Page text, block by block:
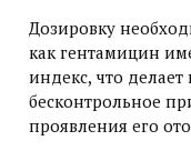
Дозировку
как гентамицин
индекс, что
бесконтрольное
проявления его